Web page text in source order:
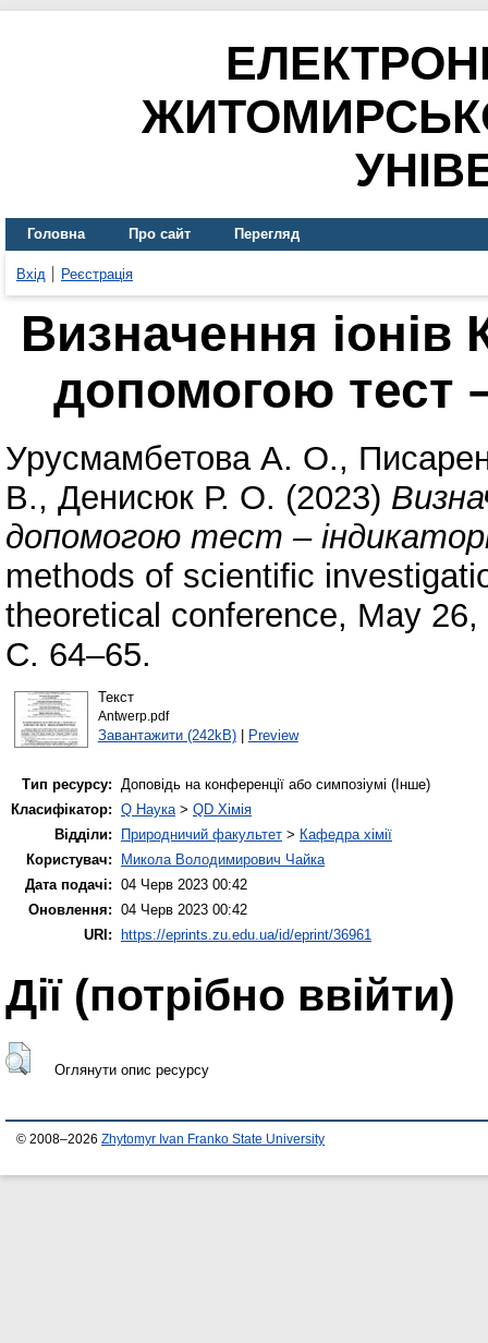
Головна Про сайт Перегляд
Вхід Реєстрація
Визначення іонів
допомогою тест
Урусмамбетова А. О.,
В., Денисюк Р. О. (2023)
допомогою тест –
methods of scientific
theoretical conference, May
С. 64–65.
Текст
Antwerp.pdf
Завантажити (242kB)| Preview
Тип ресурсу: Доповідь на конференції або симпозіумі (Інше)
Класифікатор: Q Наука> QD Хімія
Відділи:
Природничий факультет > Кафедра хімії
Користувач:
Микола Володимирович Чайка
Дата подачі: 04 Черв 2023 00:42
Оновлення: 04 Черв 2023 00:42
URI:
https://eprints.zu.edu.ua/id/eprint/36961
Дії ​​(потрібно ввійти)
Оглянути опис ресурсу
© 2008–2026 Zhytomyr Ivan Franko State University